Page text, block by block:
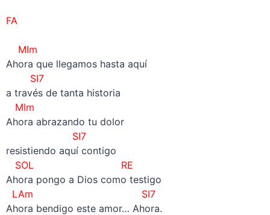
FA
MIm
Ahora que llegamos hasta aquí
SI7
a través de tanta historia
MIm
Ahora abrazando tu dolor
SI7
resistiendo aquí contigo
SOL RE
Ahora pongo a Dios como testigo
LAm SI7
Ahora bendigo este amor… Ahora.